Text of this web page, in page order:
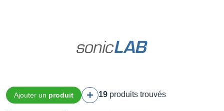
Ajouter un produit 19 produits trouvés